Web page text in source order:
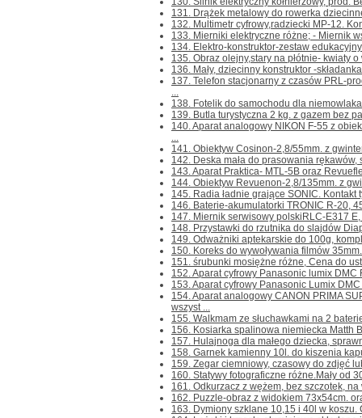
131. Drążek metalowy do rowerka
132. Multimetr cyfrowy,radziecki MP-12.
133. Mierniki elektryczne różne; - Miernik
134. Elektro-konstruktor-zestaw
135. Obraz olejny,stary na płótnie- kwiaty
136. Mały, dziecinny konstruktor -
137. Telefon stacjonarny z czasów PRL-
...
138. Fotelik do samochodu dla
139. Butla turystyczna 2 kg. z gazem bez
140. Aparat analogowy NIKON F-55 z
...
141. Obiektyw Cosinon-2,8/55mm. z
142. Deska mała do prasowania
143. Aparat Praktica- MTL-5B oraz
144. Obiektyw Revuenon-2,8/135mm. z
145. Radia ładnie grające SONIC. Kontakt
146. Baterie-akumulatorki TRONIC R-20,
147. Miernik serwisowy polskiRLC-E317
148. Przystawki do rzutnika do slajdów
149. Odważniki aptekarskie do 100g,
150. Koreks do wywoływania filmów
151. śrubunki mosiężne różne, Cena do
152. Aparat cyfrowy Panasonic lumix DMC
153. Aparat cyfrowy Panasonic Lumix
154. Aparat analogowy CANON PRIMA
wszyst ...
155. Walkmam ze słuchawkami na 2
156. Kosiarka spalinowa niemiecka Matth
157. Hulajnoga dla małego dziecka,
158. Garnek kamienny 10l. do kiszenia
159. Zegar ciemniowy, czasowy do zdjęć
160. Statywy fotograficzne różne.Mały od
161. Odkurzacz z wężem, bez szczotek,
162. Puzzle-obraz z widokiem 73x54cm.
163. Dymiony szklane 10,15 i 40l w koszu.